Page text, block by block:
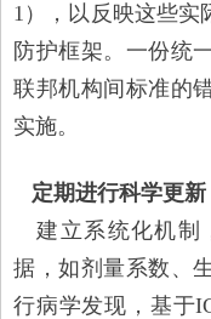
1），以反映这些实
防护框架。一份统
联邦机构间标准的
实施。
定期进行科学更
建立系统化机制
据，如剂量系数、
行病学发现，基于